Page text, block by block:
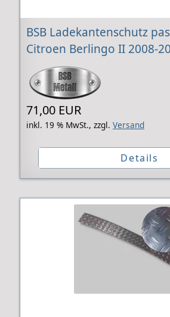
BSB Ladekantenschutz
Citroen Berlingo II 2008-
71,00 EUR
inkl. 19 % MwSt., zzgl. Versand
Details